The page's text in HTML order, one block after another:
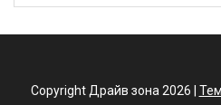
Copyright Драйв зона 2026 |